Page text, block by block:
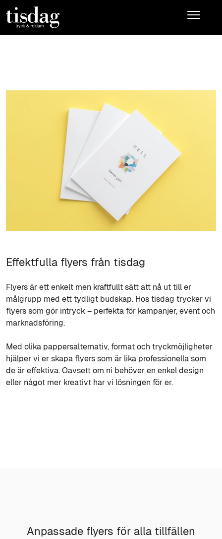
Effektfulla flyers från tisdag
Flyers är ett enkelt men kraftfullt sätt att nå ut till er
målgrupp med ett tydligt budskap. Hos tisdag trycker vi
flyers som gör intryck – perfekta för kampanjer, event och
marknadsföring.
Med olika pappersalternativ, format och tryckmöjligheter
hjälper vi er skapa flyers som är lika professionella som
de är effektiva. Oavsett om ni behöver en enkel design
eller något mer kreativt har vi lösningen för er.
Anpassade flyers för alla tillfällen